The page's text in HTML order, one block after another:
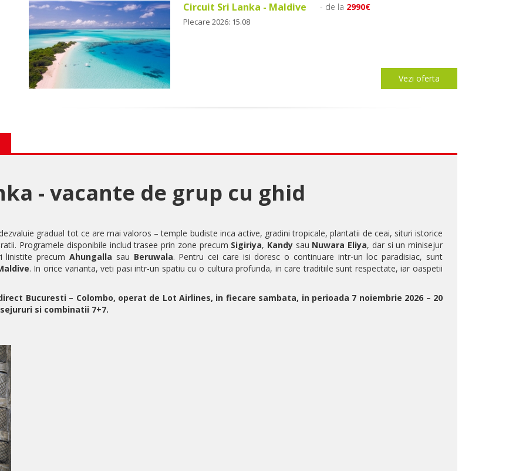
Circuit Sri Lanka - Maldive - de la 2990€
Plecare 2026: 15.08
Vezi oferta
- vacante de grup cu ghid
gradual tot ce are mai valoros – temple budiste inca active, gradini tropicale, plantatii de ceai, situri istorice
Programele disponibile includ trasee prin zone precum Sigiriya, Kandysau Nuwara Eliya, dar si un minisejur
linistite precum Ahungalla sau Beruwala. Pentru cei care isi doresc o continuare intr-un loc paradisiac, sunt
. In orice varianta, veti pasi intr-un spatiu cu o cultura profunda, in care traditiile sunt respectate, iar oaspetii
Bucuresti – Colombo, operat de Lot Airlines, in fiecare sambata, in perioada 7 noiembrie 2026 – 20
si combinatii 7+7.